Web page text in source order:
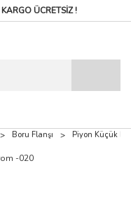
KARGO ÜCRETSİZ !
Boru Flanşı Piyon Küçük